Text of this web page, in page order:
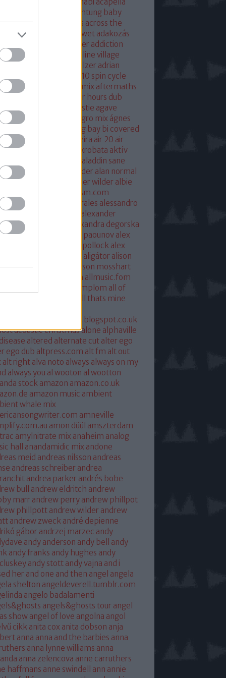
achtung baby
acoustic christmas across the
actress ac wet adakozás
adam weissler addiction
adrenaline
adrenaline village
adrian hielholzer adrian
ae10 spin cycle
afghan surgery mix aftermaths
after hours dub
agatha christie agave
agent orange aggro mix ágnes
ahk toong bay bi covered
berry airto moreira air 20 air
aix les baines akrobata aktív
aladdin sane
alan mcgee alan moulder alan normal
wilder
alber wilder albie
albumism.com
alejandro morales alessandro
alexander kowalski
alexander
alexander ridha
alexandra degorska
savior
alexandre paounov alex
alex pollock alex
aligátor alison
alkohol
allison mosshart
allmusic.com allmusic.fom
all hallows templom all of
all thats mine
acoustic christmasalone alphaville
altered alternate cut alter ego
ego dub altpress.com alt fm alt out
alt right alva noto always always on my
always you al wooton al wootton
stock amazon amazon.co.uk
amazon music ambient
whale mix
amneville
amon düül amszterdam
amylnitrate mix anaheim analog
hall
anandamidic mix andone
meid andreas nilsson andreas
andreas schreiber andrea
andrea parker andrés bobe
bull
andrew eldritch andrew
marr andrew perry andrew phillpot
phillpott andrew wilder andrew
andrew zweck andré depienne
gábor andrzej marzec andy
andy anderson andy bell
andy
andy franks andy hughes andy
andy stott andy vajna and i
her and one and then angel angela
shelton angeldeverell.tumblr.com
angelo badalamenti
angels&ghosts tour angel
show angel of love angolna angol
cikk anita cox anita dobson anja
anna anna and the barbies anna
anna lynne williams anna
anna zelencova anne carruthers
haffmans anne swindell
ann annie